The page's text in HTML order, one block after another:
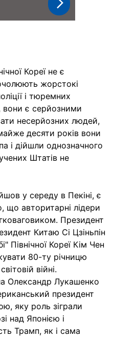
Кореї не є
жорстокі
і тюремних
є серйозними
несерйозних людей,
десяти років вони
і дійшли однозначного
Штатів не
у середу в Пекіні, є
що авторитарні лідери
Президент
Китаю Сі Цзіньпін
Північної Кореї Кім Чен
80-ту річницю
війні.
Олександр Лукашенко
президент
яку роль зіграли
над Японією і
Трамп, як і сама